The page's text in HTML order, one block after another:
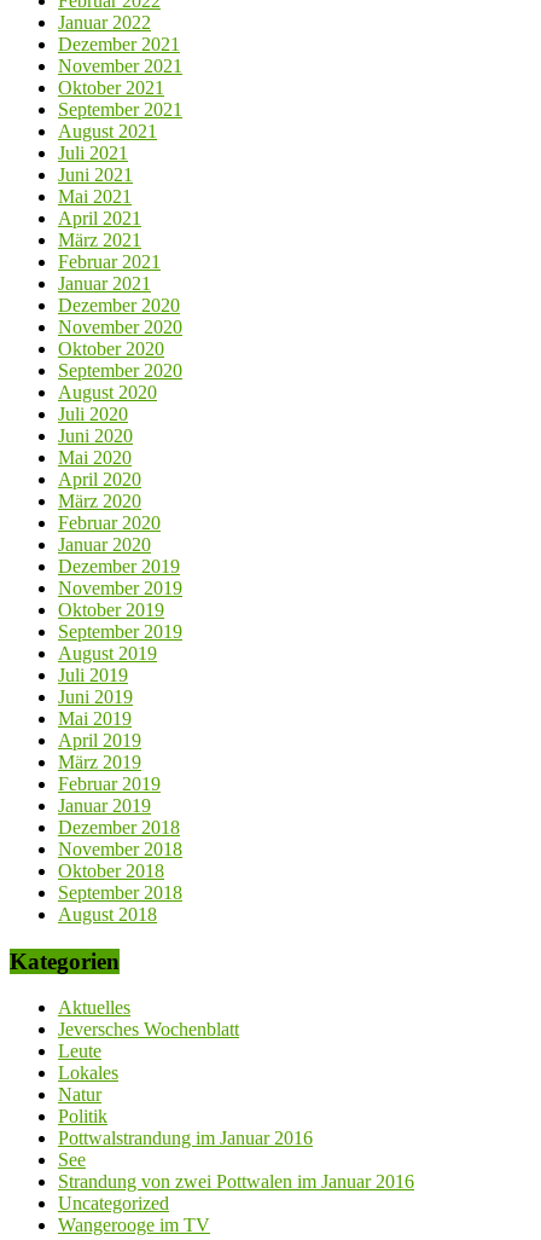
Januar 2022
Dezember 2021
November 2021
Oktober 2021
September 2021
August 2021
Juli 2021
Juni 2021
Mai 2021
April 2021
März 2021
Februar 2021
Januar 2021
Dezember 2020
November 2020
Oktober 2020
September 2020
August 2020
Juli 2020
Juni 2020
Mai 2020
April 2020
März 2020
Februar 2020
Januar 2020
Dezember 2019
November 2019
Oktober 2019
September 2019
August 2019
Juli 2019
Juni 2019
Mai 2019
April 2019
März 2019
Februar 2019
Januar 2019
Dezember 2018
November 2018
Oktober 2018
September 2018
August 2018
Kategorien
Aktuelles
Jeversches Wochenblatt
Leute
Lokales
Natur
Politik
Pottwalstrandung im Januar 2016
See
Strandung von zwei Pottwalen im Januar 2016
Uncategorized
Wangerooge im TV